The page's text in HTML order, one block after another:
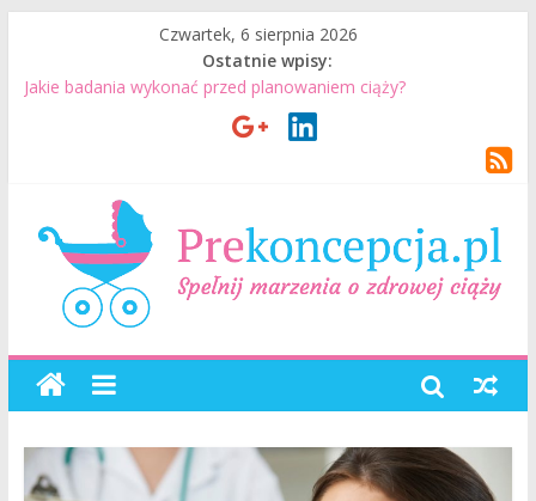
Czwartek, 6 sierpnia 2026
Ostatnie wpisy:
Jakie badania wykonać przed planowaniem ciąży?
Jak mężczyzna może przygotować się do ciąży? 7 rzeczy, które
specjalistą?
Planowanie ciąży. Jak planować ciążę? Jak przygotować się do